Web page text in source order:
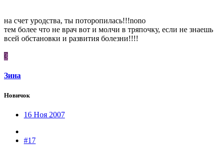
на счет уродства, ты поторопилась!!!nono
тем более что не врач вот и молчи в тряпочку, если не знаешь
всей обстановки и развития болезни!!!!
З
Зина
Новичок
16 Ноя 2007
#17